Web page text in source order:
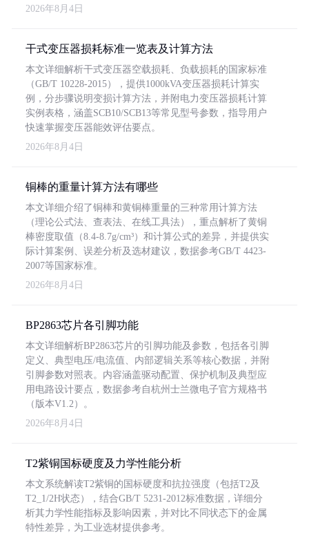
2026年8月4日
干式变压器损耗标准一览表及计算方法
本文详细解析干式变压器空载损耗、负载损耗的国家标准
（GB/T 10228-2015），提供1000kVA变压器损耗计算实
例，分步骤说明变损计算方法，并附电力变压器损耗计算
实例表格，涵盖SCB10/SCB13等常见型号参数，指导用户
快速掌握变压器能效评估要点。
2026年8月4日
铜棒的重量计算方法有哪些
本文详细介绍了铜棒和黄铜棒重量的三种常用计算方法
（理论公式法、查表法、在线工具法），重点解析了黄铜
棒密度取值（8.4-8.7g/cm³）和计算公式的差异，并提供实
际计算案例、误差分析及选材建议，数据参考GB/T 4423-
2007等国家标准。
2026年8月4日
BP2863芯片各引脚功能
本文详细解析BP2863芯片的引脚功能及参数，包括各引脚
定义、典型电压/电流值、内部逻辑关系等核心数据，并附
引脚参数对照表。内容涵盖驱动配置、保护机制及典型应
用电路设计要点，数据参考自杭州士兰微电子官方规格书
（版本V1.2）。
2026年8月4日
T2紫铜国标硬度及力学性能分析
本文系统解读T2紫铜的国标硬度和抗拉强度（包括T2及
T2_1/2H状态），结合GB/T 5231-2012标准数据，详细分
析其力学性能指标及影响因素，并对比不同状态下的金属
特性差异，为工业选材提供参考。